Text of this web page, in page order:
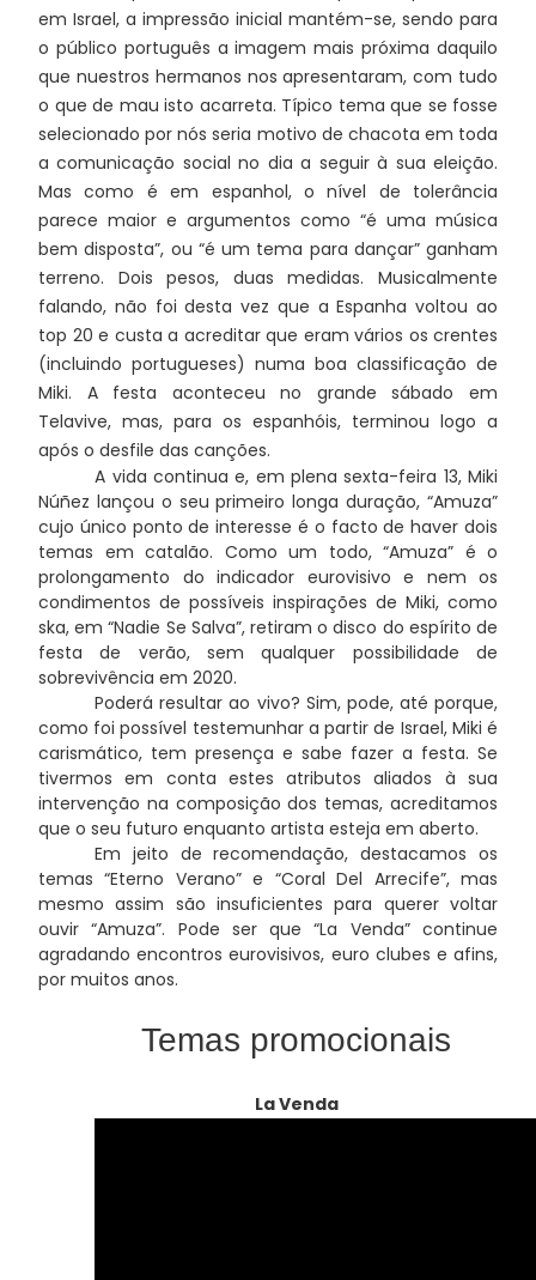
em Israel, a impressão inicial mantém-se, sendo para
o público português a imagem mais próxima daquilo
que nuestros hermanos nos apresentaram, com tudo
o que de mau isto acarreta. Típico tema que se fosse
selecionado por nós seria motivo de chacota em toda
a comunicação social no dia a seguir à sua eleição.
Mas como é em espanhol, o nível de tolerância
parece maior e argumentos como “é uma música
bem disposta”, ou “é um tema para dançar” ganham
terreno. Dois pesos, duas medidas. Musicalmente
falando, não foi desta vez que a Espanha voltou ao
top 20 e custa a acreditar que eram vários os crentes
(incluindo portugueses) numa boa classificação de
Miki. A festa aconteceu no grande sábado em
Telavive, mas, para os espanhóis, terminou logo a
após o desfile das canções.
A vida continua e, em plena sexta-feira 13, Miki
Núñez lançou o seu primeiro longa duração, “Amuza”
cujo único ponto de interesse é o facto de haver dois
temas em catalão. Como um todo, “Amuza” é o
prolongamento do indicador eurovisivo e nem os
condimentos de possíveis inspirações de Miki, como
ska, em “Nadie Se Salva”, retiram o disco do espírito de
festa de verão, sem qualquer possibilidade de
sobrevivência em 2020.
Poderá resultar ao vivo? Sim, pode, até porque,
como foi possível testemunhar a partir de Israel, Miki é
carismático, tem presença e sabe fazer a festa. Se
tivermos em conta estes atributos aliados à sua
intervenção na composição dos temas, acreditamos
que o seu futuro enquanto artista esteja em aberto.
Em jeito de recomendação, destacamos os
temas “Eterno Verano” e “Coral Del Arrecife”, mas
mesmo assim são insuficientes para querer voltar
ouvir “Amuza”. Pode ser que “La Venda” continue
agradando encontros eurovisivos, euro clubes e afins,
por muitos anos.
Temas promocionais
La Venda